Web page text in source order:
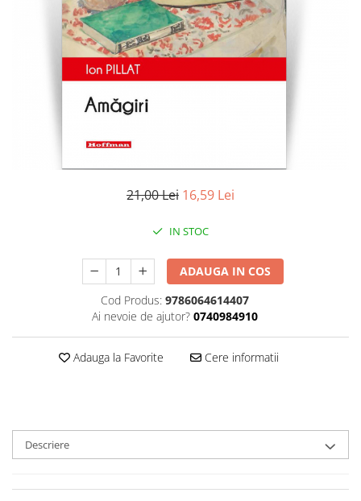
Literatura
Contemporana
Publicistica / Reportaje / Interviuri
Sociologie si filozofie
21,00 Lei 16,59 Lei
IN STOC
ADAUGA IN COS
Cod Produs: 9786064614407
Ai nevoie de ajutor? 0740984910
Adauga la Favorite Cere informatii
Descriere